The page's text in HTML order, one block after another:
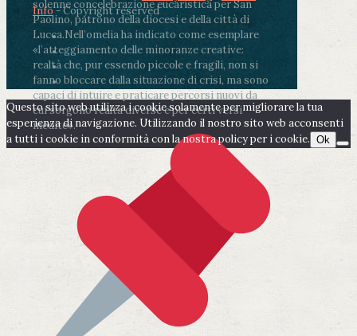
solenne concelebrazione eucaristica per San
Paolino, patrono della diocesi e della città di
Lucca.Nell’omelia ha indicato come esemplare
«l’atteggiamento delle minoranze creative:
realtà che, pur essendo piccole e fragili, non si
fanno bloccare dalla situazione di crisi, ma sono
capaci di intuire e praticare percorsi nuovi da
cui sorgono realtà diverse e per certi versi
inedite».
Info- Copyright reserved
Questo sito web utilizza i cookie solamente per migliorare la tua
esperienza di navigazione. Utilizzando il nostro sito web acconsenti
a tutti i cookie in conformità con la nostra policy per i cookie. Ok